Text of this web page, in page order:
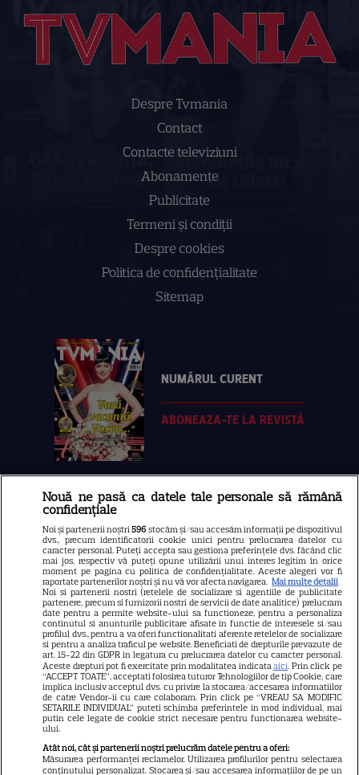
Despre Tvmania
Contact
Contacte televiziuni
Abonamente
Publicitate
Termeni și condiții
Despre cookies
Politica de confidenţialitate
Sitemap
NUMĂRUL CURENT
ABONEAZA-TE LA REVISTĂ
Libertatea
Libertatea pentru femei
GSP
Știri mondene
Avantaje
Elle
Unica
Retete practice
URMĂREȘTE-NE PE
Nouă ne pasă ca datele tale personale să rămână
confidențiale
Noi și partenerii noștri596 stocăm și/sau accesăm informații pe dispozitivul
dvs., precum identificatorii cookie unici pentru prelucrarea datelor cu
caracter personal. Puteți accepta sau gestiona preferințele dvs. făcând clic
mai jos, respectiv vă puteți opune utilizării unui interes legitim în orice
moment pe pagina cu politica de confidențialitate. Aceste alegeri vor fi
raportate partenerilor noștri și nu vă vor afecta navigarea. Mai multe detalii
Noi si partenerii nostri (retelele de socializare si agentiile de publicitate
partenere, precum si furnizorii nostri de servicii de date analitice) prelucram
date pentru a permite website-ului sa functioneze, pentru a personaliza
continutul si anunturile publicitare afisate in functie de interesele si/sau
profilul dvs., pentru a va oferi functionalitati aferente retelelor de socializare
si pentru a analiza traficul pe website. Beneficiati de drepturile prevazute de
art. 15-22 din GDPR in legatura cu prelucrarea datelor cu caracter personal.
Aceste drepturi pot fi exercitate prin modalitatea indicataaici. Prin click pe
“ACCEPT TOATE”, acceptati folosirea tuturor Tehnologiilor de tip Cookie, care
implica inclusiv acceptul dvs. cu privire la stocarea/accesarea informatiilor
de catre Vendor-ii cu care colaboram. Prin click pe “VREAU SA MODIFIC
SETARILE INDIVIDUAL” puteti schimba preferintele in mod individual, mai
putin cele legate de cookie strict necesare pentru functionarea website-
ului.
Atât noi, cât și partenerii noștri prelucrăm datele pentru a oferi:
Măsurarea performanței reclamelor. Utilizarea profilurilor pentru selectarea
conținutului personalizat. Stocarea și/sau accesarea informațiilor de pe un